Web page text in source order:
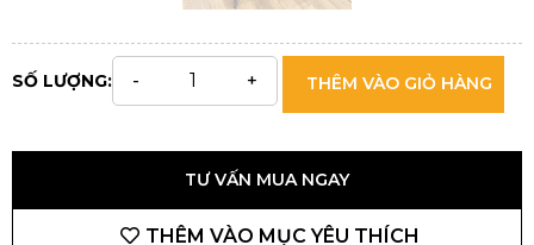
SỐ LƯỢNG: THÊM VÀO GIỎ HÀNG
TƯ VẤN MUA NGAY
THÊM VÀO MỤC YÊU THÍCH